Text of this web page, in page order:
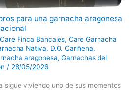
para una garnacha aragonesa
Care Finca Bancales, Care Garnacha
Nativa, D.O. Cariñena,
aragonesa, Garnachas del
/ 28/05/2026
sigue viviendo uno de sus momentos